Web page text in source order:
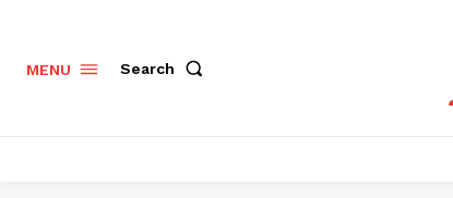
MENU Search